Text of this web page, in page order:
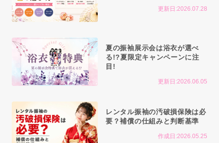
更新日:2026.07.28
夏の振袖展示会は浴衣が選べ
る!?夏限定キャンペーンに注
目!
更新日:2026.06.05
レンタル振袖の汚破損保険は必
要？補償の仕組みと判断基準
作成日:2026.05.25